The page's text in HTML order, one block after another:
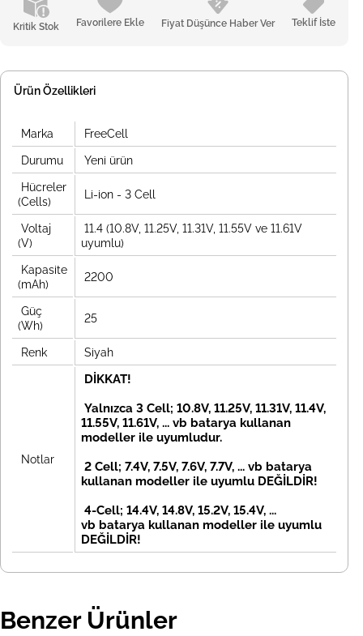
Kritik Stok Favorilere Ekle Fiyat Düşünce Haber Ver Teklif İste
Ürün Özellikleri
Marka FreeCell
Durumu Yeni ürün
Hücreler
(Cells)
Li-ion - 3 Cell
Voltaj
(V)
11.4 (10.8V, 11.25V, 11.31V, 11.55V ve 11.61V
uyumlu)
Kapasite
(mAh)
2200
Güç
(Wh)
25
Renk Siyah
Notlar
DİKKAT!
Yalnızca 3 Cell; 10.8V, 11.25V, 11.31V, 11.4V,
11.55V, 11.61V, ... vb batarya kullanan
modeller ile uyumludur.
2 Cell; 7.4V, 7.5V, 7.6V, 7.7V, ... vb batarya
kullanan modeller ile uyumlu DEĞİLDİR!
4-Cell; 14.4V, 14.8V, 15.2V, 15.4V, ...
vb batarya kullanan modeller ile uyumlu
DEĞİLDİR!
Benzer Ürünler